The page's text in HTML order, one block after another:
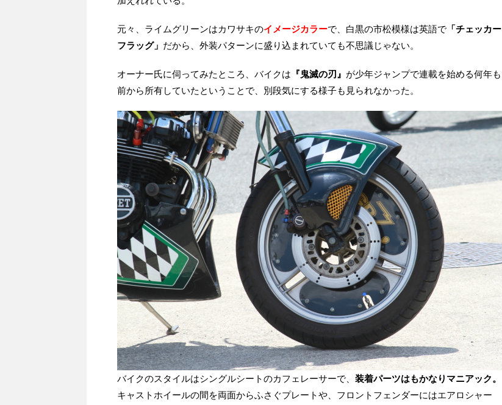
元々、ライムグリーンはカワサキのイメージカラーで、白黒の市松模様は英語で 「チェッカー
フラッグ」 だから、外装パターンに盛り込まれていても不思議じゃない。
オーナー氏に伺ってみたところ、バイクは 『鬼滅の刃』 が少年ジャンプで連載を始める何年も
前から所有していたということで、別段気にする様子も見られなかった。
バイクのスタイルはシングルシートのカフェレーサーで、 装着パーツはもかなりマニアック。
キャストホイールの間を両面からふさぐプレートや、フロントフェンダーにはエアロシャー